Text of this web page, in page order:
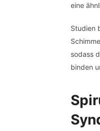
eine
Studien
sodass
binden